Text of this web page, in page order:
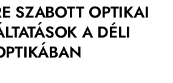
SZABOTT OPTIKAI
A DÉLI